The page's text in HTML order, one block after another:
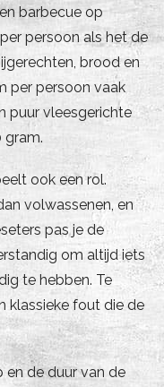
barbecue op
persoon als het de
brood en
per persoon vaak
puur vleesgerichte
gram.
ook een rol.
volwassenen, en
pas je de
om altijd iets
te hebben. Te
klassieke fout die de
en de duur van de